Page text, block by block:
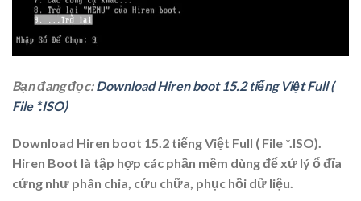
Bạn đang đọc:Download Hiren boot 15.2 tiếng Việt Full (
File *.ISO)
Download Hiren boot 15.2 tiếng Việt Full ( File *.ISO).
Hiren Boot là tập hợp các phần mềm dùng để xử lý ổ đĩa
cứng như phân chia, cứu chữa, phục hồi dữ liệu.